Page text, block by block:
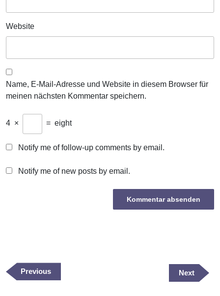
Website
Name, E-Mail-Adresse und Website in diesem Browser für
meinen nächsten Kommentar speichern.
4 × = eight
Notify me of follow-up comments by email.
Notify me of new posts by email.
Previous
Post
Previous
Next
Post
Next